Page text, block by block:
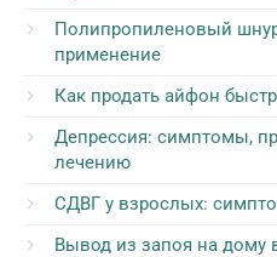
Полипропиленовый
применение
Как продать айфон
Депрессия: симптомы,
лечению
СДВГ у взрослых:
Вывод из запоя на дому